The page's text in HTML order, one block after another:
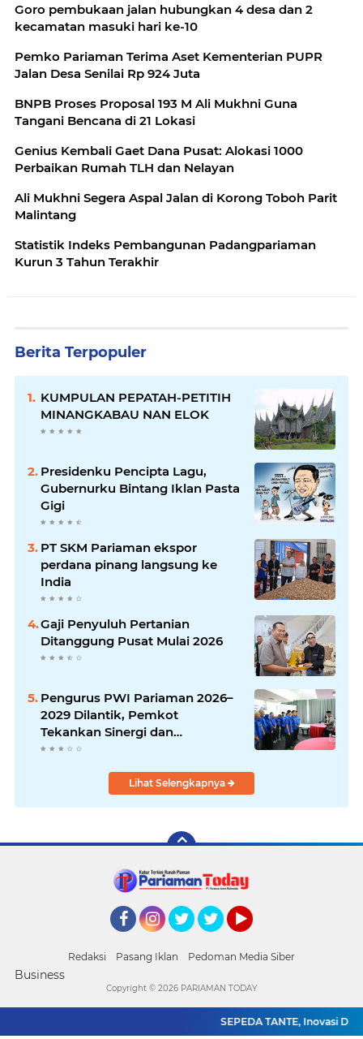
Goro pembukaan jalan hubungkan 4 desa dan 2
kecamatan masuki hari ke-10
Pemko Pariaman Terima Aset Kementerian PUPR
Jalan Desa Senilai Rp 924 Juta
BNPB Proses Proposal 193 M Ali Mukhni Guna
Tangani Bencana di 21 Lokasi
Genius Kembali Gaet Dana Pusat: Alokasi 1000
Perbaikan Rumah TLH dan Nelayan
Ali Mukhni Segera Aspal Jalan di Korong Toboh Parit
Malintang
Statistik Indeks Pembangunan Padangpariaman
Kurun 3 Tahun Terakhir
Berita Terpopuler
KUMPULAN PEPATAH-PETITIH
MINANGKABAU NAN ELOK
Presidenku Pencipta Lagu,
Gubernurku Bintang Iklan Pasta
Gigi
PT SKM Pariaman ekspor
perdana pinang langsung ke
India
Gaji Penyuluh Pertanian
Ditanggung Pusat Mulai 2026
Pengurus PWI Pariaman 2026–
2029 Dilantik, Pemkot
Tekankan Sinergi dan
Profesionalisme Pers
Lihat Selengkapnya
Redaksi Pasang Iklan Pedoman Media Siber
Business
SEPEDA TANTE, Inovasi
Copyright © 2026 PARIAMAN TODAY